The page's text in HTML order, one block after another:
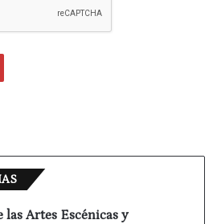
las Artes Escénicas y